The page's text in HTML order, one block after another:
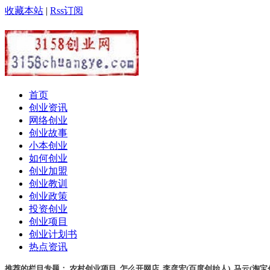
收藏本站 | Rss订阅
首页
创业资讯
网络创业
创业故事
小本创业
如何创业
创业加盟
创业教训
创业政策
投资创业
创业项目
创业计划书
热点资讯